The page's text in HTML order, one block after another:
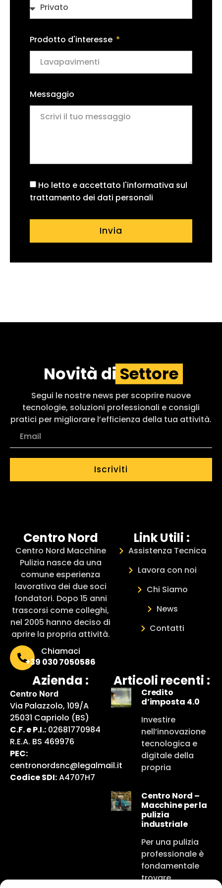
Prodotto d'interesse
Messaggio
Ho letto e accettato l'informativa sul
trattamento dei dati personali
Invia
Novità di Settore
Segui le nostre news per scoprire nuove
tecnologie, soluzioni professionali e consigli
pratici per migliorare l’efficienza della tua attività.
Iscriviti
Centro Nord
Centro Nord Macchine
Pulizia nasce da una
comune esperienza
lavorativa dei due soci
fondatori. Dopo 15 anni
trascorsi come colleghi,
nel 2005 hanno deciso di
aprire la propria attività.
Chiamaci
+39 030 7050586
Link Utili :
Assistenza Tecnica
Lavora con noi
Chi Siamo
News
Contatti
Azienda :
Centro Nord
Via Palazzolo, 109/A
25031 Capriolo (BS)
C.F. e P.I.: 02681770984
R.E.A. BS 469976
PEC:
centronordsnc@legalmail.it
Codice SDI:A4707H7
Articoli recenti :
Credito
d’imposta 4.0
Investire
nell’innovazione
tecnologica e
digitale della
propria
Centro Nord –
Macchine per la
pulizia
industriale
Per una pulizia
professionale è
fondamentale
trovare